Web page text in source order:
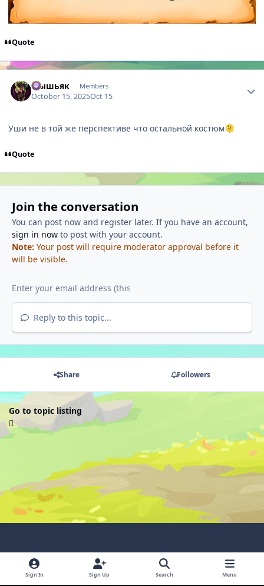
Quote
Мышьяк Members
October 15, 2025Oct 15
Уши не в той же перспективе что остальной костюм🫠
Quote
Join the conversation
You can post now and register later. If you have an account,
sign in nowto post with your account.
Note: Your post will require moderator approval before it
will be visible.
Reply to this topic...
Share Followers
Go to topic listing
Light ModeDark ModeSystem Preference
Sign In Sign Up Search Menu